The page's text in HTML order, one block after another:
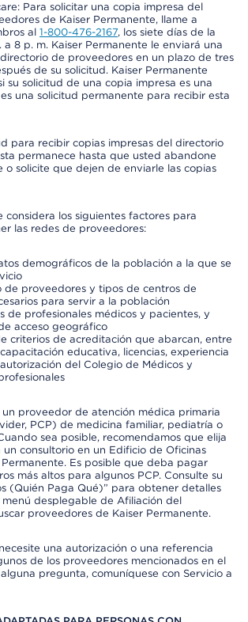
Para solicitar una copia impresa del
de Kaiser Permanente, llame a
al 1-800-476-2167, los siete días de la
a 8 p. m. Kaiser Permanente le enviará una
de proveedores en un plazo de tres
de su solicitud. Kaiser Permanente
su solicitud de una copia impresa es una
una solicitud permanente para recibir esta
para recibir copias impresas del directorio
permanece hasta que usted abandone
o solicite que dejen de enviarle las copias
considera los siguientes factores para
las redes de proveedores:
demográficos de la población a la que se
de proveedores y tipos de centros de
para servir a la población
de profesionales médicos y pacientes, y
acceso geográfico
criterios de acreditación que abarcan, entre
educativa, licencias, experiencia
del Colegio de Médicos y
un proveedor de atención médica primaria
PCP) de medicina familiar, pediatría o
sea posible, recomendamos que elija
consultorio en un Edificio de Oficinas
Permanente. Es posible que deba pagar
más altos para algunos PCP. Consulte su
(Quién Paga Qué)” para obtener detalles
menú desplegable de Afiliación del
proveedores de Kaiser Permanente.
una autorización o una referencia
de los proveedores mencionados en el
pregunta, comuníquese con Servicio a